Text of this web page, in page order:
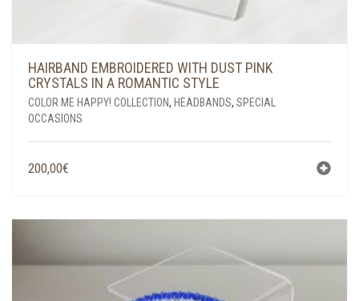
HAIRBAND EMBROIDERED WITH DUST PINK
CRYSTALS IN A ROMANTIC STYLE
COLOR ME HAPPY! COLLECTION, HEADBANDS, SPECIAL
OCCASIONS
200,00€